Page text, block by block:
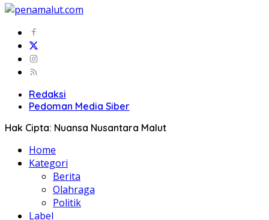
Redaksi
Pedoman Media Siber
Hak Cipta: Nuansa Nusantara Malut
Home
Kategori
Berita
Olahraga
Politik
Label